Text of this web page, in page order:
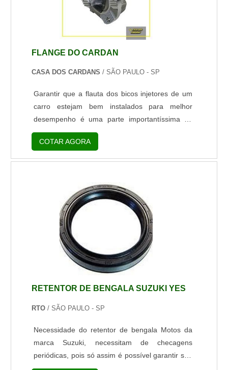
FLANGE DO CARDAN
CASA DOS CARDANS / SÃO PAULO - SP
Garantir que a flauta dos bicos injetores de um
carro estejam bem instalados para melhor
desempenho é uma parte importantíssima do
funcionamento do carro. O produto deve estar
em seu perfeito funcionamento, para que toda e
qualquer falha de performance seja
0206: Indicado para Siena Fire 1.0/1.3; Palio;
Palio Weekend e Strada – todos 16 válvulas;
MBF 44353: Indicado para Zafira 2.4 Flex 2007;
S10; Blazer; Vec...
COTAR AGORA
RETENTOR DE BENGALA SUZUKI YES
RTO / SÃO PAULO - SP
Necessidade do retentor de bengala Motos da
marca Suzuki, necessitam de checagens
periódicas, pois só assim é possível garantir sua
dirigibilidade, segurança e conforto. As